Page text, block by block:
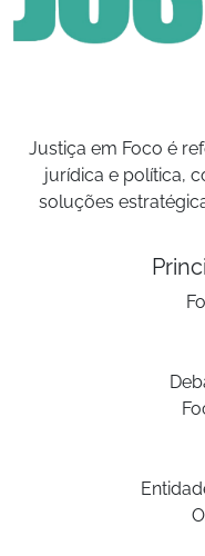
Justiça em Foco é
jurídica e política,
soluções